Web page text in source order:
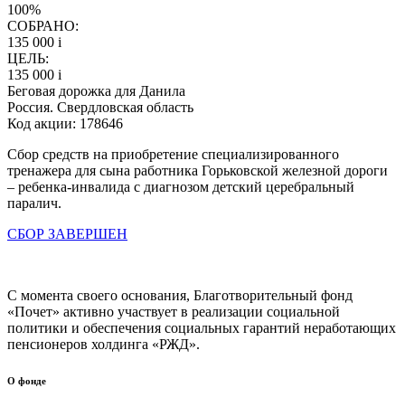
100%
СОБРАНО:
135 000 i
ЦЕЛЬ:
135 000 i
Беговая дорожка для Данила
Россия. Свердловская область
Код акции: 178646
Сбор средств на приобретение специализированного
тренажера для сына работника Горьковской железной дороги
– ребенка-инвалида с диагнозом детский церебральный
паралич.
СБОР ЗАВЕРШЕН
С момента своего основания, Благотворительный фонд
«Почет» активно участвует в реализации социальной
политики и обеспечения социальных гарантий неработающих
пенсионеров холдинга «РЖД».
О фонде